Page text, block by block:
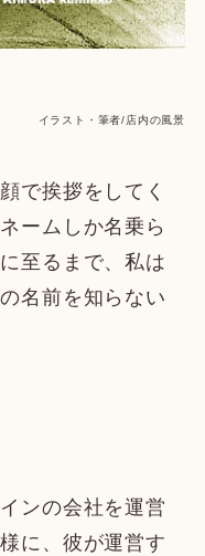
イラスト・筆者/店内の風景
で挨拶をしてく
ームしか名乗ら
至るまで、私は
名前を知らない
ンの会社を運営
に、彼が運営す